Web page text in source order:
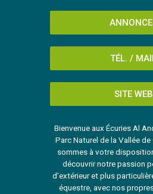
TÉL. /
SITE WEB
Bienvenue aux Écuries Al
Parc Naturel de la Vallée
sommes à votre
découvrir notre passion
d’extérieur et plus
équestre, avec nos